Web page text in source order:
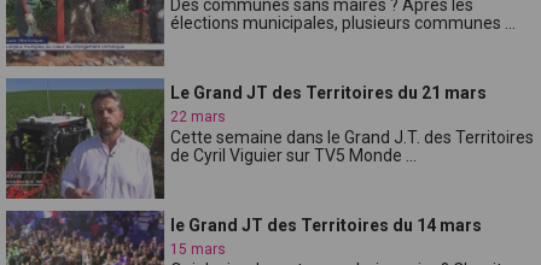
Des communes sans maires ? Après les
élections municipales, plusieurs communes ...
Le Grand JT des Territoires du 21 mars
22 mars
Cette semaine dans le Grand J.T. des Territoires
de Cyril Viguier sur TV5 Monde ...
le Grand JT des Territoires du 14 mars
15 mars